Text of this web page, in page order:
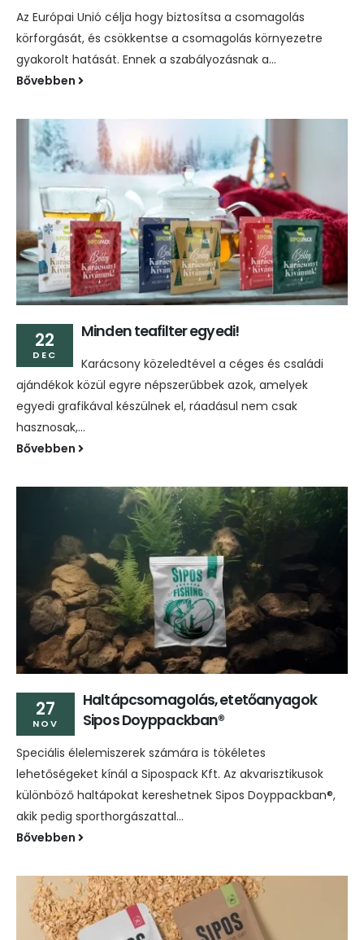
Az Európai Unió célja hogy biztosítsa a csomagolás
körforgását, és csökkentse a csomagolás környezetre
gyakorolt ​​hatását. Ennek a szabályozásnak a...
Bővebben
22
DEC
Minden teafilter egyedi!
Karácsony közeledtével a céges és családi
ajándékok közül egyre népszerűbbek azok, amelyek
egyedi grafikával készülnek el, ráadásul nem csak
hasznosak,...
Bővebben
27
NOV
Haltápcsomagolás, etetőanyagok
Sipos Doyppackban®
Speciális élelemiszerek számára is tökéletes
lehetőségeket kínál a Sipospack Kft. Az akvarisztikusok
különböző haltápokat kereshetnek Sipos Doyppackban®,
akik pedig sporthorgászattal...
Bővebben